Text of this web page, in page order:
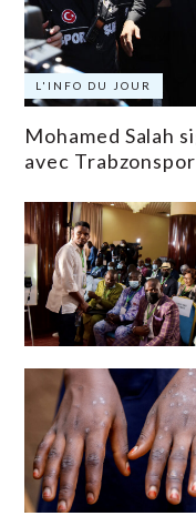
L'INFO DU JOUR
Mohamed Salah
avec Trabzonspor